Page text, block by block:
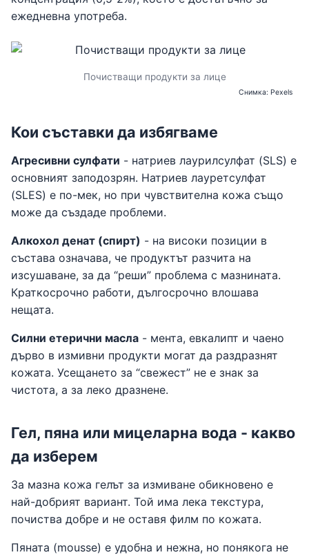
ежедневна употреба.
Почистващи продукти за лице
Снимка: Pexels
Кои съставки да избягваме
Агресивни сулфати - натриев лаурилсулфат (SLS) е
основният заподозрян. Натриев лауретсулфат
(SLES) е по-мек, но при чувствителна кожа също
може да създаде проблеми.
Алкохол денат (спирт) - на високи позиции в
състава означава, че продуктът разчита на
изсушаване, за да “реши” проблема с мазнината.
Краткосрочно работи, дългосрочно влошава
нещата.
Силни етерични масла - мента, евкалипт и чаено
дърво в измивни продукти могат да раздразнят
кожата. Усещането за “свежест” не е знак за
чистота, а за леко дразнене.
Гел, пяна или мицеларна вода - какво
да изберем
За мазна кожа гелът за измиване обикновено е
най-добрият вариант. Той има лека текстура,
почиства добре и не оставя филм по кожата.
Пяната (mousse) е удобна и нежна, но понякога не